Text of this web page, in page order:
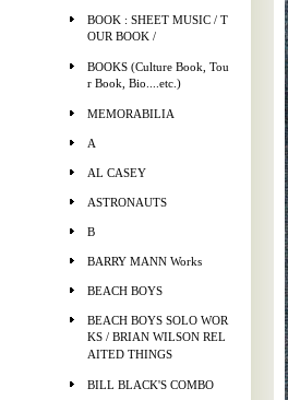
BOOK : SHEET MUSIC / T
OUR BOOK /
BOOKS (Culture Book, Tou
r Book, Bio....etc.)
MEMORABILIA
A
AL CASEY
ASTRONAUTS
B
BARRY MANN Works
BEACH BOYS
BEACH BOYS SOLO WOR
KS / BRIAN WILSON REL
AITED THINGS
BILL BLACK'S COMBO